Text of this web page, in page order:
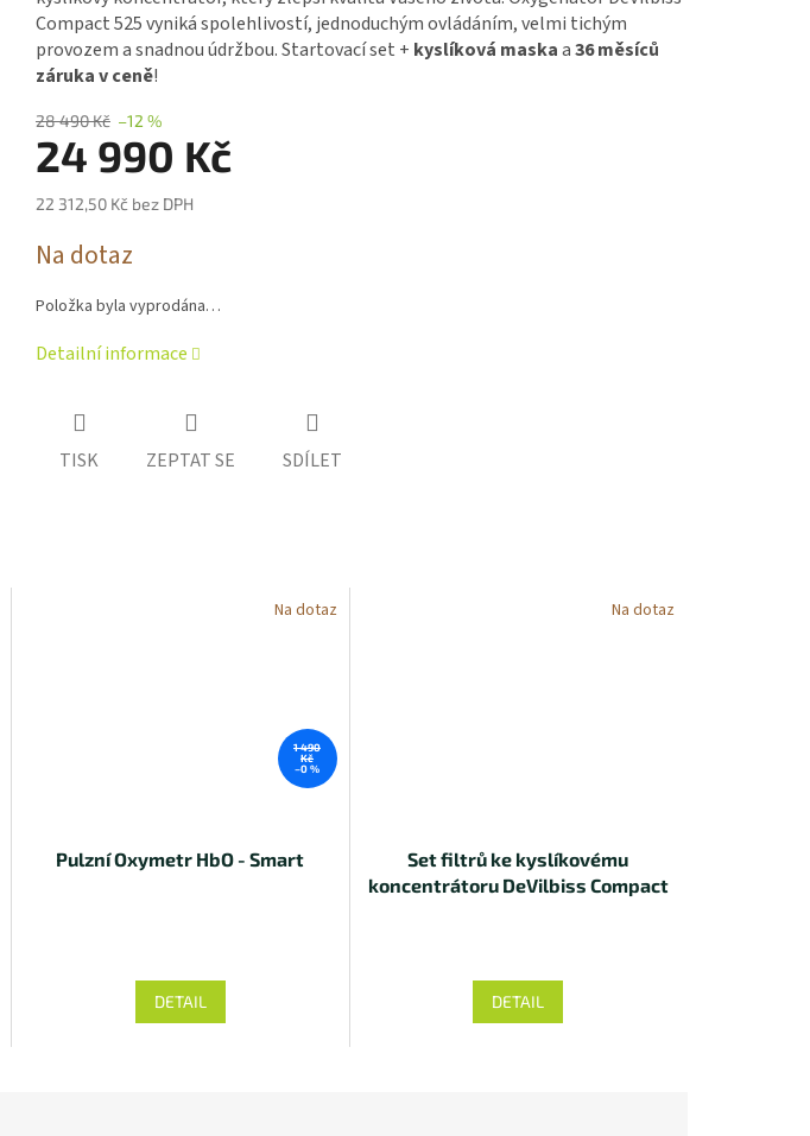
5,0
z 5
hvězdiček.
Compact 525 vyniká spolehlivostí, jednoduchým ovládáním, velmi tichým
provozem a snadnou údržbou. Startovací set + kyslíková maskaa36 měsíců
záruka v ceně!
28 490 Kč –12 %
24 990 Kč
22 312,50 Kč bez DPH
cena:
Na dotaz
Položka byla vyprodána…
Detailní informace
TISK ZEPTAT SE SDÍLET
1 490
Kč
–0 %
Na dotaz
Pulzní Oxymetr HbO - Smart
DETAIL
Na dotaz
Set filtrů ke kyslíkovému
koncentrátoru DeVilbiss Compact
DETAIL